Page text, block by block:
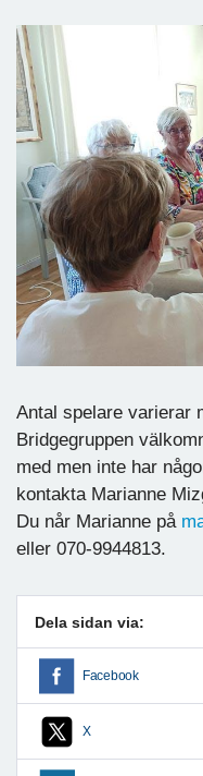
Antal spelare varierar
Bridgegruppen
med men inte har
kontakta Marianne
Du når Marianne på
eller 070-9944813.
Dela sidan via:
Facebook
X